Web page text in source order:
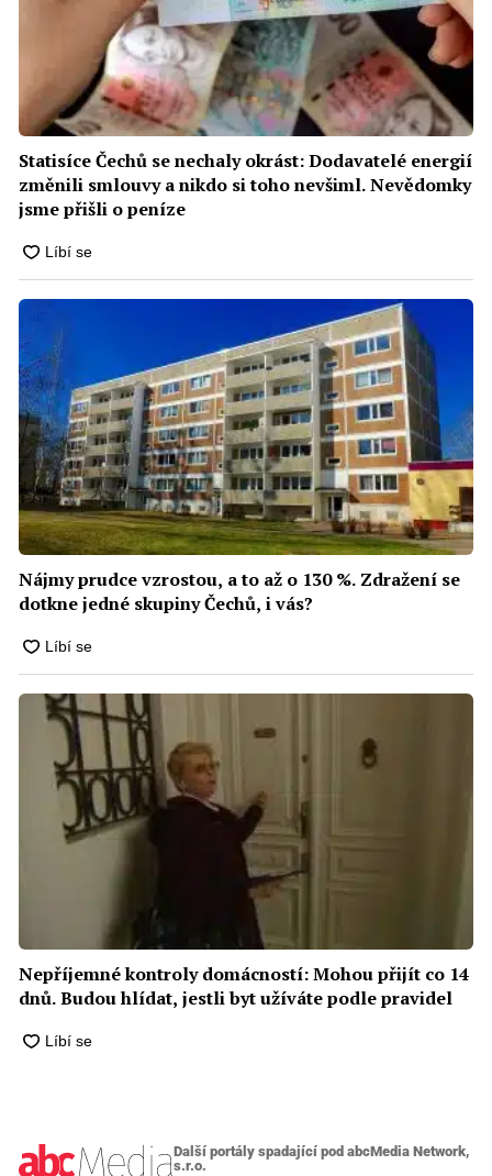
Statisíce Čechů se nechaly okrást: Dodavatelé energií
změnili smlouvy a nikdo si toho nevšiml. Nevědomky
jsme přišli o peníze
Nájmy prudce vzrostou, a to až o 130 %. Zdražení se
dotkne jedné skupiny Čechů, i vás?
Nepříjemné kontroly domácností: Mohou přijít co 14
dnů. Budou hlídat, jestli byt užíváte podle pravidel
Další portály spadající pod abcMedia Network,
s.r.o.